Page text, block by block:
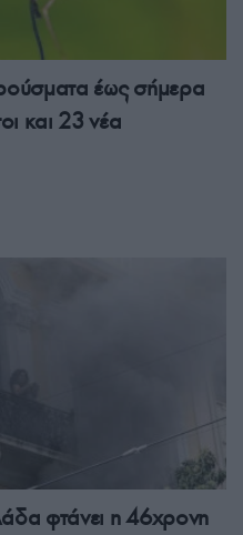
έως σήμερα
και 23 νέα
φτάνει η 46χρονη